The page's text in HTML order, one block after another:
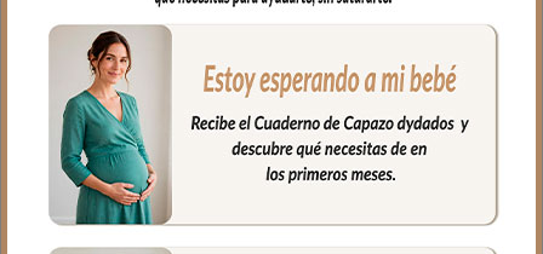
0074 Sacos Silla Serker
Pajaritos Azul
114.50€
0075 Sacos Silla Serker
Pajaritos Mostaza
114.50€